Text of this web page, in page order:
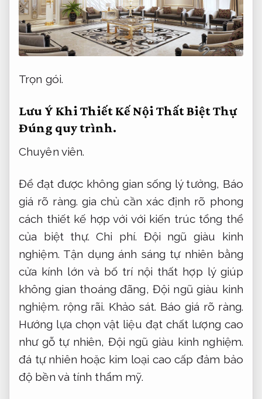
Trọn gói.
Lưu Ý Khi Thiết Kế Nội Thất Biệt Thự
Đúng quy trình.
Chuyên viên.
Để đạt được không gian sống lý tưởng, Báo
giá rõ ràng. gia chủ cần xác định rõ phong
cách thiết kế hợp với với kiến trúc tổng thể
của biệt thự.Chi phí. Đội ngũ giàu kinh
nghiệm. Tận dụng ánh sáng tự nhiên bằng
cửa kính lớn và bố trí nội thất hợp lý giúp
không gian thoáng đãng, Đội ngũ giàu kinh
nghiệm. rộng rãi. Khảo sát. Báo giá rõ ràng.
Hướng lựa chọn vật liệu đạt chất lượng cao
như gỗ tự nhiên, Đội ngũ giàu kinh nghiệm.
đá tự nhiên hoặc kim loại cao cấp đảm bảo
độ bền và tính thẩm mỹ.